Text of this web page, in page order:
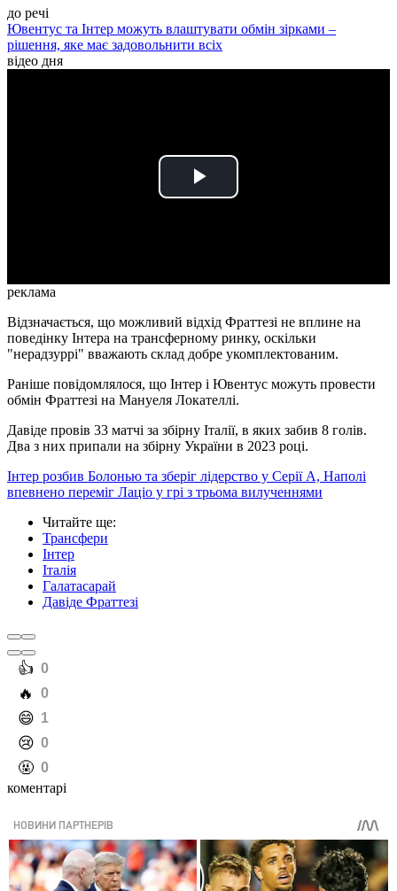
до речі
Ювентус та Інтер можуть влаштувати обмін зірками –
рішення, яке має задовольнити всіх
відео дня
Play
реклама
Відзначається, що можливий відхід Фраттезі не вплине на
поведінку Інтера на трансферному ринку, оскільки
"нерадзуррі" вважають склад добре укомплектованим.
Раніше повідомлялося, що Інтер і Ювентус можуть провести
обмін Фраттезі на Мануеля Локателлі.
Давіде провів 33 матчі за збірну Італії, в яких забив 8 голів.
Два з них припали на збірну України в 2023 році.
Інтер розбив Болонью та зберіг лідерство у Серії А, Наполі
впевнено переміг Лаціо у грі з трьома вилученнями
Читайте ще:
Трансфери
Інтер
Італія
Галатасарай
Давіде Фраттезі
️👍 0
️🔥 0
️😄 1
️😢 0
️🤬 0
коментарі